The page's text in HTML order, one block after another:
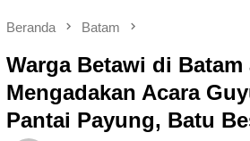
Beranda Batam
Warga Betawi di Batam
Mengadakan Acara
Pantai Payung, Batu